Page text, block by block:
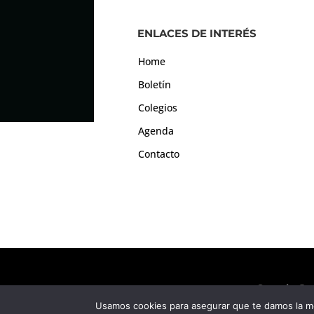
ENLACES DE INTERÉS
Home
Boletín
Colegios
Agenda
Contacto
Consejo
Usamos cookies para asegurar que te damos la